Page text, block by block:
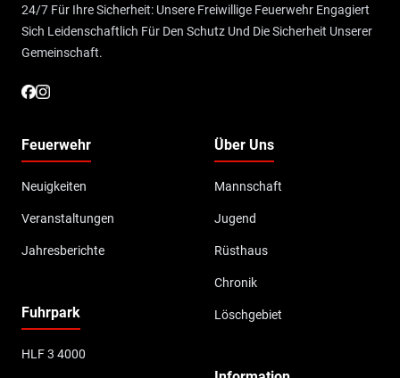
24/7 Für Ihre Sicherheit: Unsere Freiwillige Feuerwehr Engagiert
Sich Leidenschaftlich Für Den Schutz Und Die Sicherheit Unserer
Gemeinschaft.
Feuerwehr
Neuigkeiten
Veranstaltungen
Jahresberichte
Fuhrpark
HLF 3 4000
Über Uns
Mannschaft
Jugend
Rüsthaus
Chronik
Löschgebiet